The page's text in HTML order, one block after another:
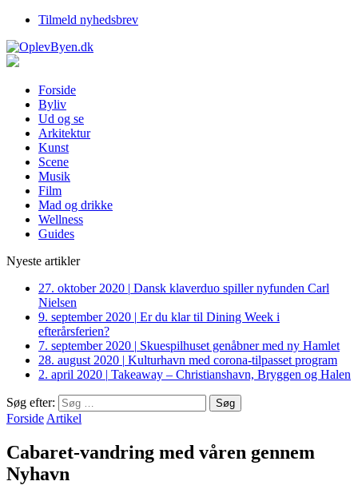
Tilmeld nyhedsbrev
Forside
Byliv
Ud og se
Arkitektur
Kunst
Scene
Musik
Film
Mad og drikke
Wellness
Guides
Nyeste artikler
27. oktober 2020 | Dansk klaverduo spiller nyfunden Carl
Nielsen
9. september 2020 | Er du klar til Dining Week i
efterårsferien?
7. september 2020 | Skuespilhuset genåbner med ny Hamlet
28. august 2020 | Kulturhavn med corona-tilpasset program
2. april 2020 | Takeaway – Christianshavn, Bryggen og Halen
Søg efter:
Forside Artikel
Cabaret-vandring med våren gennem
Nyhavn